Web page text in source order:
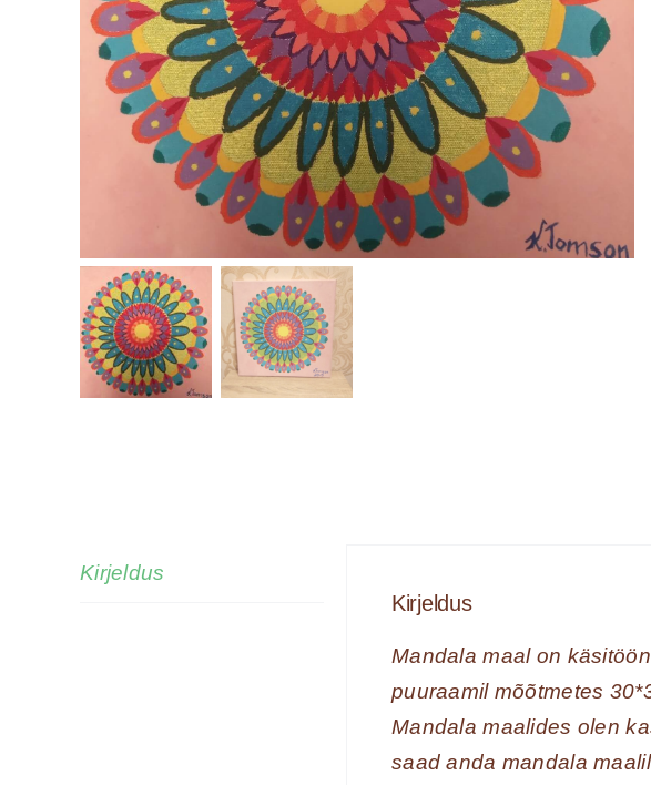
Kirjeldus
Kirjeldus
Mandala maal on
puuraamil mõõtmetes
Mandala maalides olen
saad anda mandala